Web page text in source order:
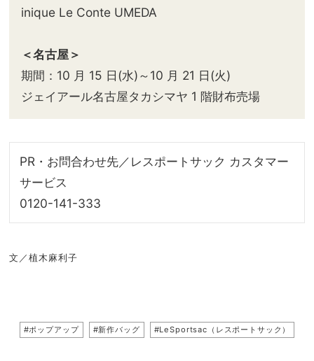
inique Le Conte UMEDA
＜名古屋＞
期間：10 月 15 日(水)～10 月 21 日(火)
ジェイアール名古屋タカシマヤ 1 階財布売場
PR・お問合わせ先／レスポートサック カスタマー
サービス
0120-141-333
文／植木麻利子
#ポップアップ #新作バッグ #LeSportsac（レスポートサック）